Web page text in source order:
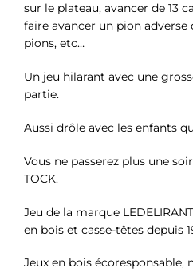
sur le plateau, avancer de 13
faire avancer un pion adverse
pions, etc…
Un jeu hilarant avec une
partie.
Aussi drôle avec les enfants
Vous ne passerez plus une
TOCK.
Jeu de la marque
en bois et casse-têtes depuis
Jeux en bois écoresponsable,